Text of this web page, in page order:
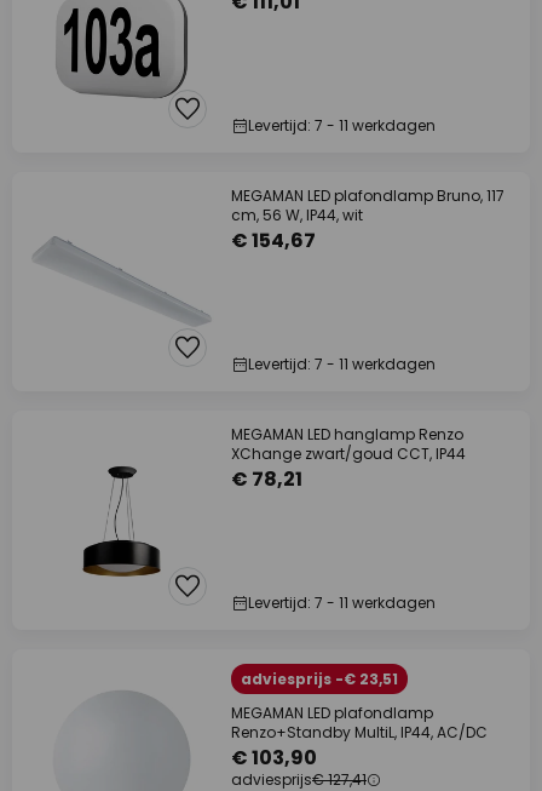
Levertijd: 7 - 11 werkdagen
MEGAMAN LED plafondlamp Bruno, 117
cm, 56 W, IP44, wit
€ 154,67
Levertijd: 7 - 11 werkdagen
MEGAMAN LED hanglamp Renzo
XChange zwart/goud CCT, IP44
€ 78,21
Levertijd: 7 - 11 werkdagen
adviesprijs -€ 23,51
MEGAMAN LED plafondlamp
Renzo+Standby MultiL, IP44, AC/DC
€ 103,90
adviesprijs€ 127,41